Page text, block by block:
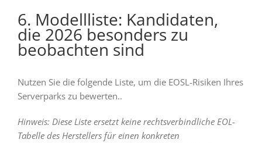
6. Modellliste: Kandidaten,
die 2026 besonders zu
beobachten sind
Nutzen Sie die folgende Liste, um die EOSL-Risiken Ihres
Serverparks zu bewerten..
Hinweis: Diese Liste ersetzt keine rechtsverbindliche EOL-
Tabelle des Herstellers für einen konkreten